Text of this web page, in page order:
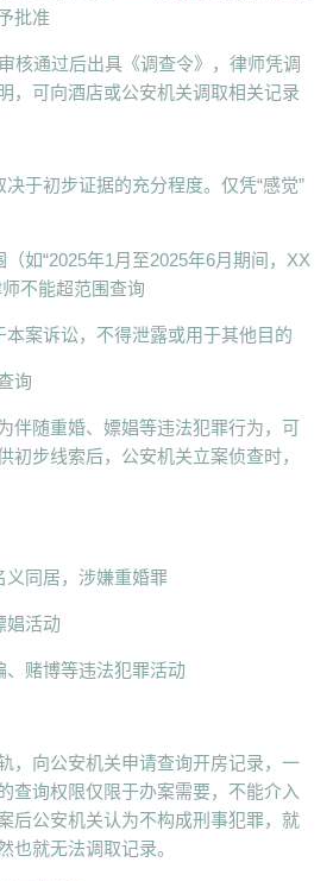
批准
核通过后出具《调查令》，律师凭调
，可向酒店或公安机关调取相关记录
于初步证据的充分程度。仅凭“感觉”
如“2025年1月至2025年6月期间，XX
不能超范围查询
案诉讼，不得泄露或用于其他目的
询
伴随重婚、嫖娼等违法犯罪行为，可
初步线索后，公安机关立案侦查时，
义同居，涉嫌重婚罪
娼活动
赌博等违法犯罪活动
，向公安机关申请查询开房记录，一
查询权限仅限于办案需要，不能介入
后公安机关认为不构成刑事犯罪，就
也就无法调取记录。